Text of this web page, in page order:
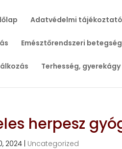
Adatvédelmi tájékoztató
Emésztőrendszeri
Terhesség, gyerekágy
herpesz
2024| Uncategorized